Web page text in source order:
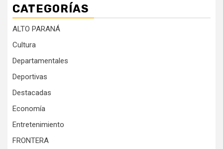
CATEGORÍAS
ALTO PARANÁ
Cultura
Departamentales
Deportivas
Destacadas
Economía
Entretenimiento
FRONTERA